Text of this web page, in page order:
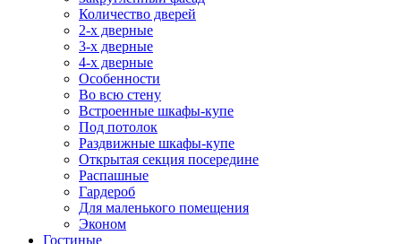
Количество дверей
2-х дверные
3-х дверные
4-х дверные
Особенности
Во всю стену
Встроенные шкафы-купе
Под потолок
Раздвижные шкафы-купе
Открытая секция посередине
Распашные
Гардероб
Для маленького помещения
Эконом
Гостиные